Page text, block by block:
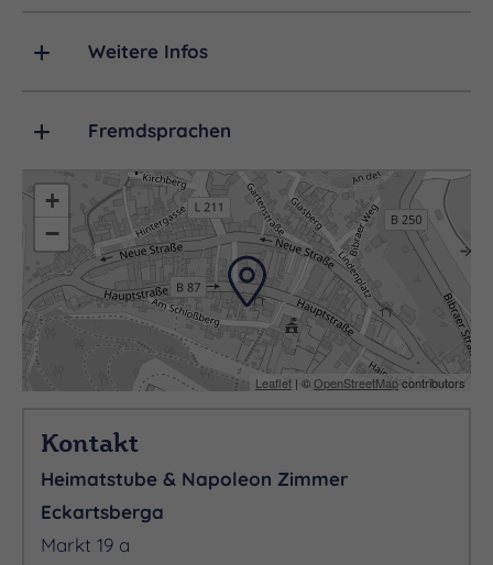
Weitere Infos
Fremdsprachen
+
−
Leaflet | ©OpenStreetMapcontributors
Kontakt
Heimatstube & Napoleon Zimmer
Eckartsberga
Markt 19 a